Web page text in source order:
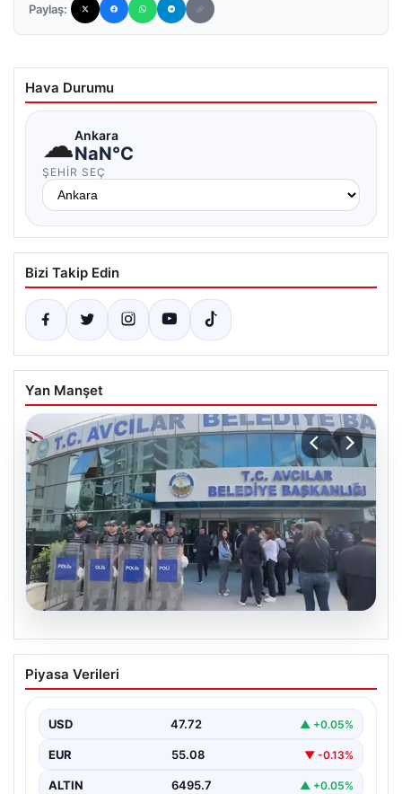
Paylaş:
Hava Durumu
☁Ankara
NaN°C
ŞEHIR SEÇ
Bizi Takip Edin
Yan Manşet
05.08.2026
Avcılar Belediyesi’ne operasyon. 12
şüpheli gözaltına alındı
12 Şüpheli Gözaltına Alındı", "content": "İstanbul'un
önemli ilçelerinden Avcılar'da…
Piyasa Verileri
USD 47.72 ▲ +0.05%
EUR 55.08 ▼ -0.13%
ALTIN 6495.7 ▲ +0.05%